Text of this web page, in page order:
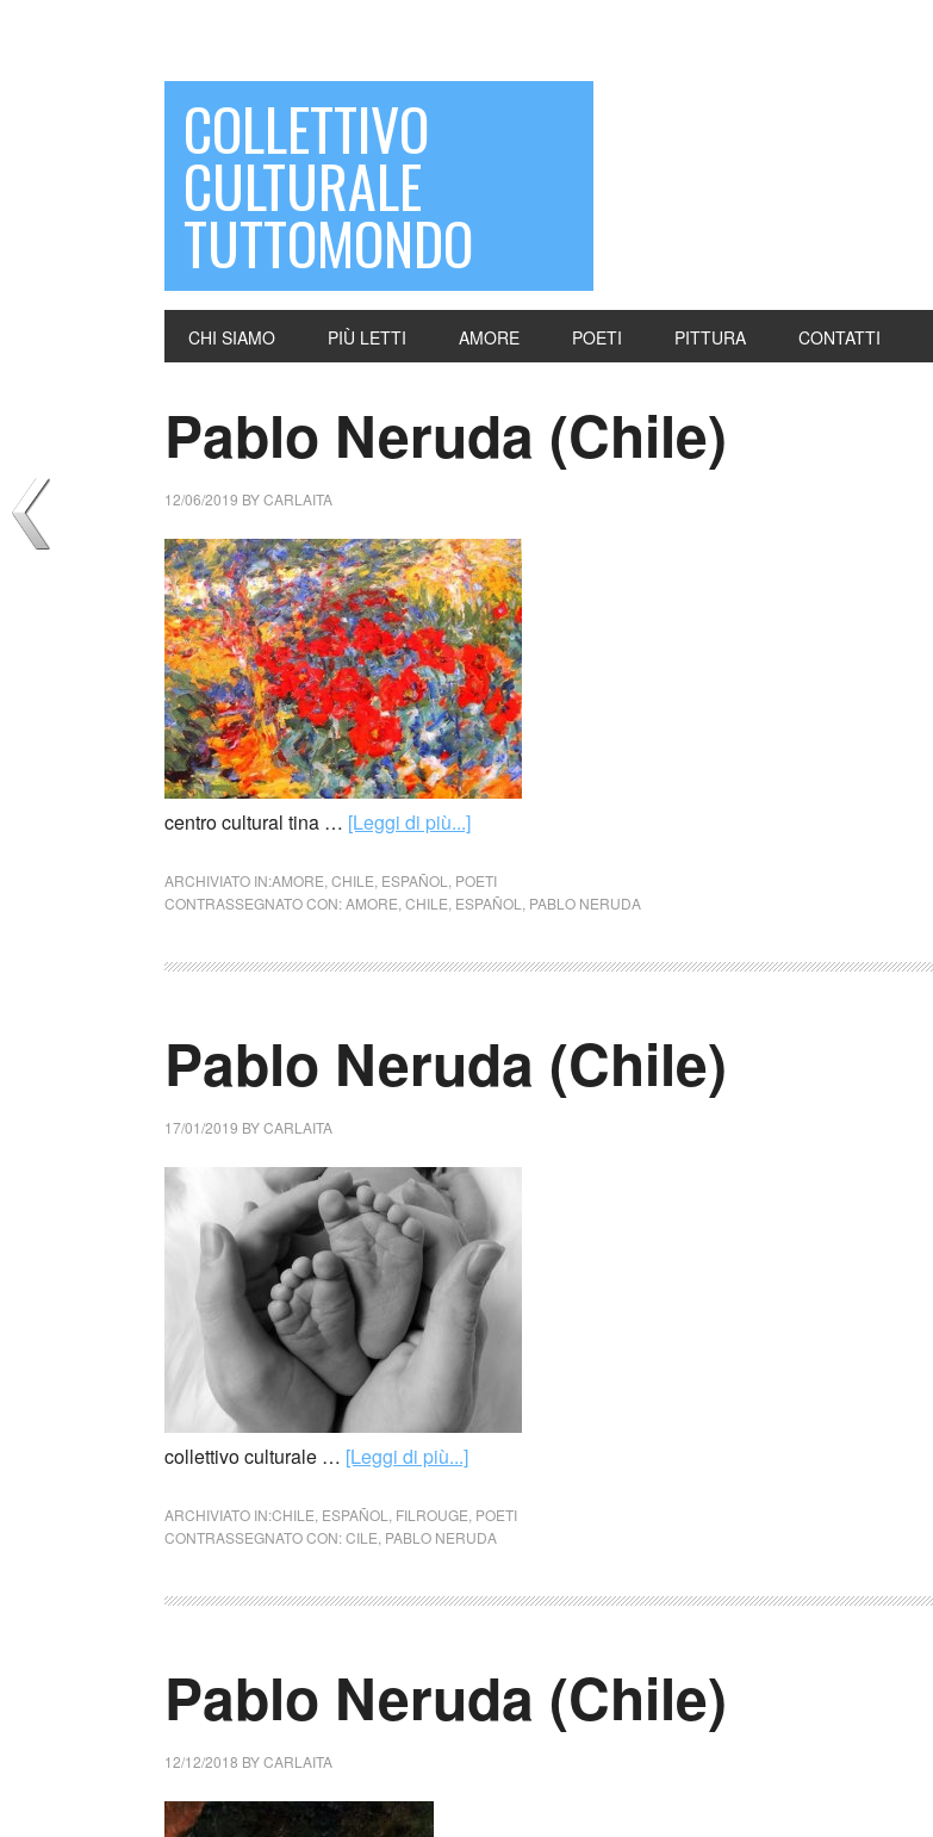
COLLETTIVO
CULTURALE
TUTTOMONDO
CHI SIAMO PIÙ LETTI AMORE POETI PITTURA CONTATTI
Pablo Neruda (Chile)
12/06/2019 BYCARLAITA
centro cultural tina … [Leggi di più...]
ARCHIVIATO IN:AMORE CHILE ESPAÑOL
POETI
CONTRASSEGNATO CON:AMORE CHILE ESPAÑOL PABLO NERUDA
Pablo Neruda (Chile)
17/01/2019 BYCARLAITA
collettivo culturale … [Leggi di più...]
ARCHIVIATO IN:CHILE ESPAÑOL FILROUGE POETI
CONTRASSEGNATO CON:CILE PABLO NERUDA
Pablo Neruda (Chile)
12/12/2018 BYCARLAITA